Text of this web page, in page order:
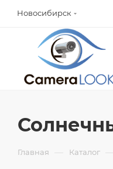
Новосибирск
Главная — Каталог